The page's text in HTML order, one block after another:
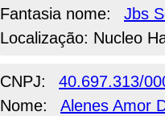
Fantasia nome:
Jbs
Localização: Nucleo
CNPJ: 40.697.313/
Nome:
Alenes Amor